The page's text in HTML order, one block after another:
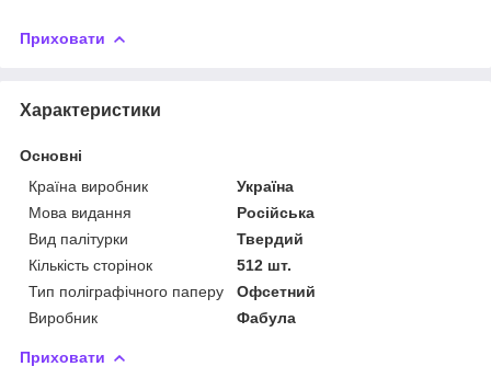
Приховати
Характеристики
Основні
Країна виробник
Україна
Мова видання
Російська
Вид палітурки
Твердий
Кількість сторінок
512 шт.
Тип поліграфічного паперу
Офсетний
Виробник
Фабула
Приховати